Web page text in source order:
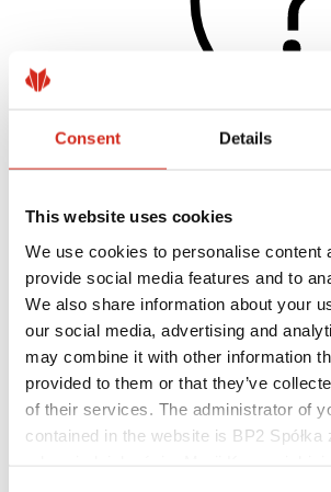
Consent Details
This website uses cookies
We use cookies to personalise content
provide social media features and to
We also share information about your
our social media, advertising and
may combine it with other information
provided to them or that they’ve
of their services. The administrator of
contained in the website is BP2 Spółka
Nátěry, barevnost a záruky
Registrace záruky
Realizace a inspirace
Soubory ke stažení
Kde koupit?
Najít zhotovitele
Knihovny BIM